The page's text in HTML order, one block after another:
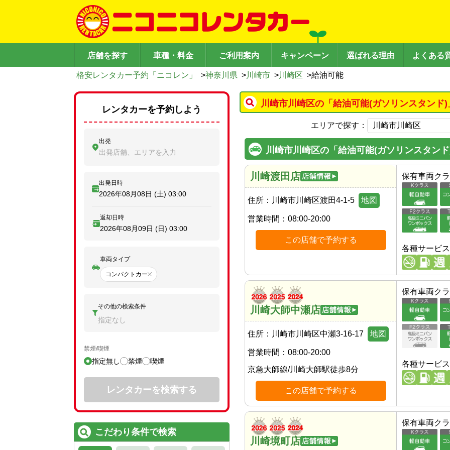
店舗を探す 車種・料金 ご利用案内 キャンペーン 選ばれる理由 よくある
格安レンタカー予約「ニコレン」 >神奈川県 >川崎市 >川崎区 >給油可能
川崎市川崎区の「給油可能(ガソリンスタンド
エリアで探す：
川崎市川崎区の「給油可能(ガソリンスタン
川崎渡田店
住所： 川崎市川崎区渡田4-1-5 地図
営業時間： 08:00-20:00
この店舗で予約する
保有車両ク
各種サービス
川崎大師中瀬店
住所： 川崎市川崎区中瀬3-16-17 地図
営業時間： 08:00-20:00
京急大師線/川崎大師駅徒歩8分
この店舗で予約する
保有車両ク
各種サービス
川崎境町店
保有車両ク
レンタカーを予約しよう
出発
出発店舗、エリアを入力
出発日時
2026年08月08日 (土) 03:00
返却日時
2026年08月09日 (日) 03:00
車両タイプ
コンパクトカー
その他の検索条件
指定なし
禁煙/喫煙
指定無し 禁煙 喫煙
レンタカーを検索する
こだわり条件で検索